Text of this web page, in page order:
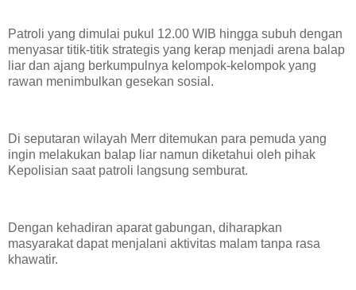
Patroli yang dimulai pukul 12.00 WIB hingga subuh dengan
menyasar titik-titik strategis yang kerap menjadi arena balap
liar dan ajang berkumpulnya kelompok-kelompok yang
rawan menimbulkan gesekan sosial.
Di seputaran wilayah Merr ditemukan para pemuda yang
ingin melakukan balap liar namun diketahui oleh pihak
Kepolisian saat patroli langsung semburat.
Dengan kehadiran aparat gabungan, diharapkan
masyarakat dapat menjalani aktivitas malam tanpa rasa
khawatir.